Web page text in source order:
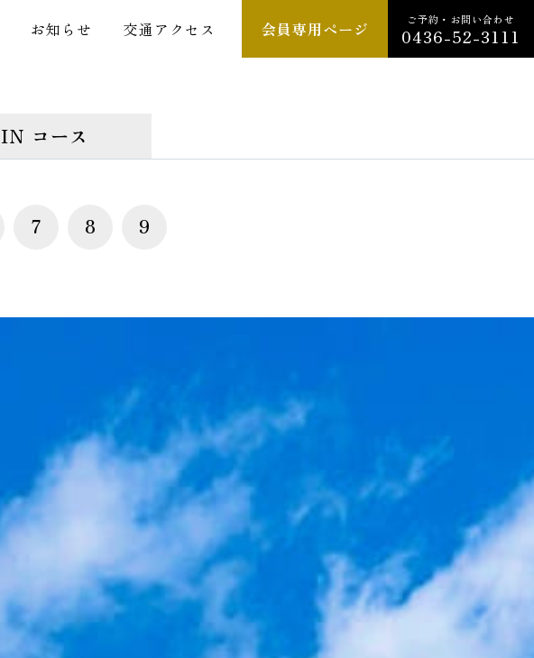
お知らせ 交通アクセス 会員専用ページ ご予約・お問い合わせ
0436-52-3111
IN コース
7 8 9